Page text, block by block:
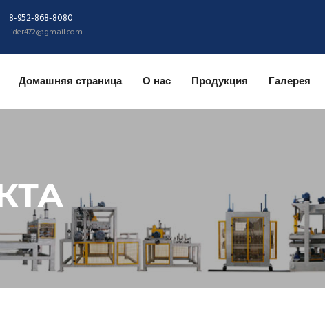
8-952-868-8080
lider472@gmail.com
Домашняя страница О нас Продукция Галерея